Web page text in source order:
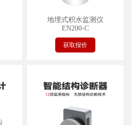
地埋式积水监测仪
EN200-C
获取报价